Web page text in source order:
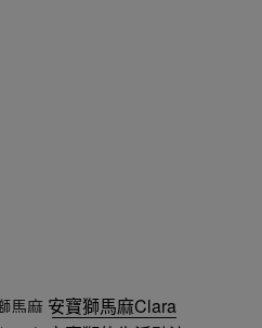
安寶獅馬麻Clara